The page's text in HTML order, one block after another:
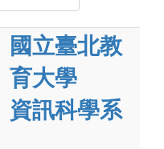
國立臺北教
育大學
資訊科學系